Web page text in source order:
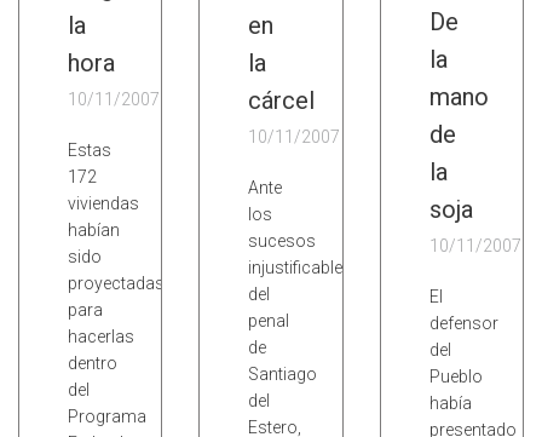
la
hora
10/11/2007
Estas
172
viviendas
habían
sido
proyectadas
para
hacerlas
dentro
del
Programa
en
la
cárcel
10/11/2007
Ante
los
sucesos
injustificables
del
penal
de
Santiago
del
Estero,
De
la
mano
de
la
soja
10/11/2007
El
defensor
del
Pueblo
había
presentado